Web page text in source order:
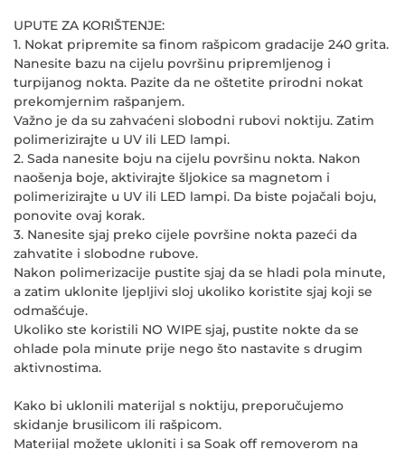
UPUTE ZA KORIŠTENJE:
1. Nokat pripremite sa finom rašpicom gradacije 240 grita.
Nanesite bazu na cijelu površinu pripremljenog i
turpijanog nokta. Pazite da ne oštetite prirodni nokat
prekomjernim rašpanjem.
Važno je da su zahvaćeni slobodni rubovi noktiju. Zatim
polimerizirajte u UV ili LED lampi.
2. Sada nanesite boju na cijelu površinu nokta. Nakon
naošenja boje, aktivirajte šljokice sa magnetom i
polimerizirajte u UV ili LED lampi. Da biste pojačali boju,
ponovite ovaj korak.
3. Nanesite sjaj preko cijele površine nokta pazeći da
zahvatite i slobodne rubove.
Nakon polimerizacije pustite sjaj da se hladi pola minute,
a zatim uklonite ljepljivi sloj ukoliko koristite sjaj koji se
odmašćuje.
Ukoliko ste koristili NO WIPE sjaj, pustite nokte da se
ohlade pola minute prije nego što nastavite s drugim
aktivnostima.
Kako bi uklonili materijal s noktiju, preporučujemo
skidanje brusilicom ili rašpicom.
Materijal možete ukloniti i sa Soak off removerom na